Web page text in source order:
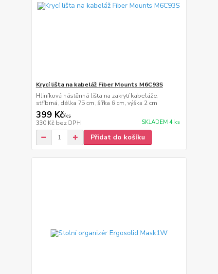
Krycí lišta na kabeláž Fiber Mounts M6C93S
Hliníková nástěnná lišta na zakrytí kabeláže,
stříbrná, délka 75 cm, šířka 6 cm, výška 2 cm
399 Kč/ks
330 Kč bez DPH SKLADEM 4 ks
Přidat do košíku